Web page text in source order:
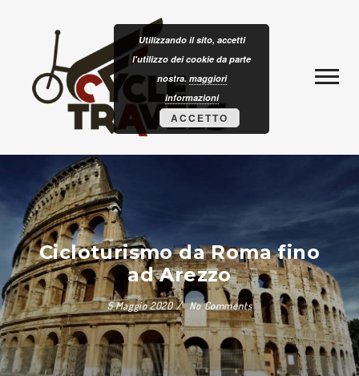
Cicloturismo da Roma fino
ad Arezzo
5 Maggio 2020 No Comments
Utilizzando il sito, accetti
l'utilizzo dei cookie da parte
nostra. maggiori
informazioni
ACCETTO